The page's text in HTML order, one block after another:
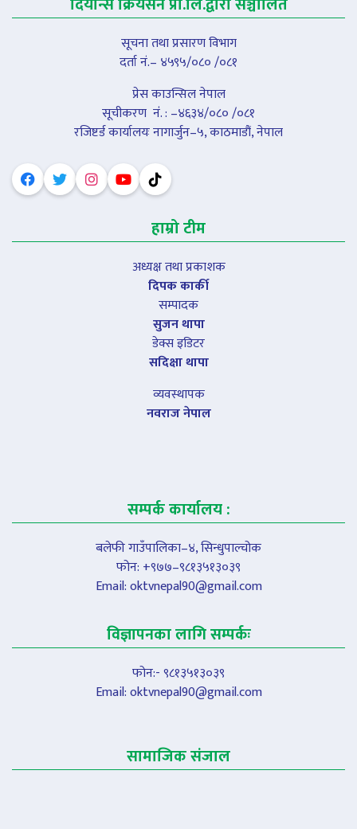
सूचना तथा प्रसारण विभाग
दर्ता नं.– ४५९५/०८० /०८१
प्रेस काउन्सिल नेपाल
सूचीकरण नंं. : –४६३४/०८० /०८१
रजिष्टर्ड कार्यालयः नागार्जुन–५, काठमाडौं, नेपाल
हाम्रो टीम
अध्यक्ष तथा प्रकाशक
दिपक कार्की
सम्पादक
सुजन थापा
डेक्स इडिटर
सदिक्षा थापा
व्यवस्थापक
नवराज नेपाल
सम्पर्क कार्यालय :
बलेफी गाउँपालिका–४, सिन्धुपाल्चोक
फोन: +९७७–९८१३५१३०३९
Email:oktvnepal90@gmail.com
विज्ञापनका लागि सम्पर्कः
फोन:- ९८१३५१३०३९
Email:oktvnepal90@gmail.com
सामाजिक संजाल